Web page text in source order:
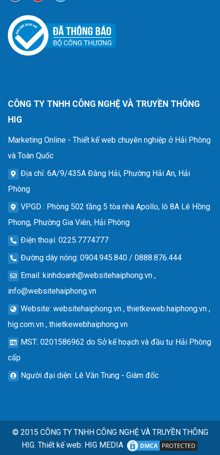
CÔNG TY TNHH CÔNG NGHỆ VÀ TRUYỀN THÔNG
HIG
Marketing Online - Thiết kế web chuyên nghiệp ở Hải Phòng
và Toàn Quốc
Địa chỉ: 6A/9/435A Đằng Hải, Phường Hải An, Hải
Phòng
VPGD : Phòng 502 tầng 5 tòa nhà Apollo, lô 8A Lê Hồng
Phong, Phường Gia Viên, Hải Phòng
Điện thoại: 0225.7774777
Đường dây nóng: 0904.945.840 / 0888.876.444
Email: kinhdoanh@websitehaiphong.vn ,
info@websitehaiphong.vn
Website: websitehaiphong.vn , thietkeweb.haiphong.vn ,
hig.com.vn , thietkewebhaiphong.vn
MST: 0201586962 do Sở kế hoạch và đầu tư Hải Phòng
cấp
Người đại diện: Lê Văn Trung - Giám đốc
© 2015 CÔNG TY TNHH CÔNG NGHỆ VÀ TRUYỀN THÔNG
HIG. Thiết kế web: HIG MEDIA